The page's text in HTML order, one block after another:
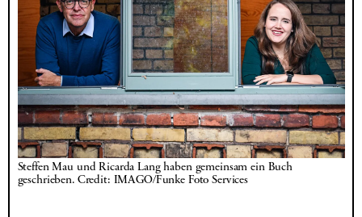
Steffen Mau und Ricarda Lang haben gemeinsam ein Buch
geschrieben. Credit: IMAGO/Funke Foto Services